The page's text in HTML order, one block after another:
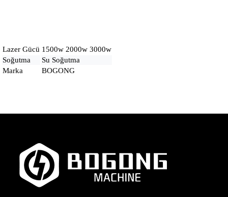
Lazer Gücü 1500w 2000w 3000w
Soğutma
Su Soğutma
Marka
BOGONG